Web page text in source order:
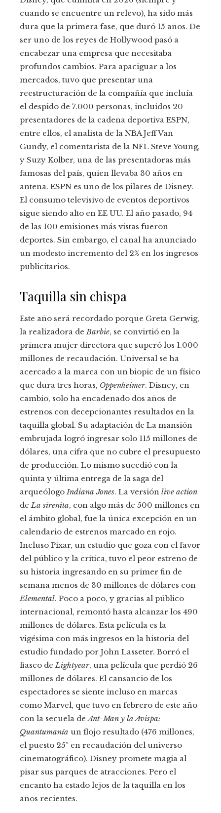
cuando se encuentre un relevo), ha sido más
dura que la primera fase, que duró 15 años. De
ser uno de los reyes de Hollywood pasó a
encabezar una empresa que necesitaba
profundos cambios. Para apaciguar a los
mercados, tuvo que presentar una
reestructuración de la compañía que incluía
el despido de 7.000 personas, incluidos 20
presentadores de la cadena deportiva ESPN,
entre ellos, el analista de la NBA Jeff Van
Gundy, el comentarista de la NFL Steve Young,
y Suzy Kolber, una de las presentadoras más
famosas del país, quien llevaba 30 años en
antena. ESPN es uno de los pilares de Disney.
El consumo televisivo de eventos deportivos
sigue siendo alto en EE UU. El año pasado, 94
de las 100 emisiones más vistas fueron
deportes. Sin embargo, el canal ha anunciado
un modesto incremento del 2% en los ingresos
publicitarios.
Taquilla sin chispa
Este año será recordado porque Greta Gerwig,
la realizadora deBarbie, se convirtió en la
primera mujer directora que superó los 1.000
millones de recaudación. Universal se ha
acercado a la marca con un biopic de un físico
que dura tres horas, Oppenheimer. Disney, en
cambio, solo ha encadenado dos años de
estrenos con decepcionantes resultados en la
taquilla global. Su adaptación de La mansión
embrujada logró ingresar solo 115 millones de
dólares, una cifra que no cubre el presupuesto
de producción. Lo mismo sucedió con la
quinta y última entrega de la saga del
arqueólogoIndiana Jones. La versión live action
deLa sirenita, con algo más de 500 millones en
el ámbito global, fue la única excepción en un
calendario de estrenos marcado en rojo.
Incluso Pixar, un estudio que goza con el favor
del público y la crítica, tuvo el peor estreno de
su historia ingresando en su primer fin de
semana menos de 30 millones de dólares con
Elemental. Poco a poco, y gracias al público
internacional, remontó hasta alcanzar los 490
millones de dólares. Esta película es la
vigésima con más ingresos en la historia del
estudio fundado por John Lasseter. Borró el
fiasco deLightyear, una película que perdió 26
millones de dólares. El cansancio de los
espectadores se siente incluso en marcas
como Marvel, que tuvo en febrero de este año
con la secuela deAnt-Man y la Avispa:
Quantumanía un flojo resultado (476 millones,
el puesto 25º en recaudación del universo
cinematográfico). Disney promete magia al
pisar sus parques de atracciones. Pero el
encanto ha estado lejos de la taquilla en los
años recientes.